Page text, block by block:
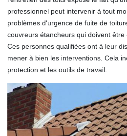
professionnel peut intervenir à tout
problèmes d'urgence de fuite de
couvreurs étancheurs qui doivent être
Ces personnes qualifiées ont à leur
mener à bien les interventions. Cela
protection et les outils de travail.